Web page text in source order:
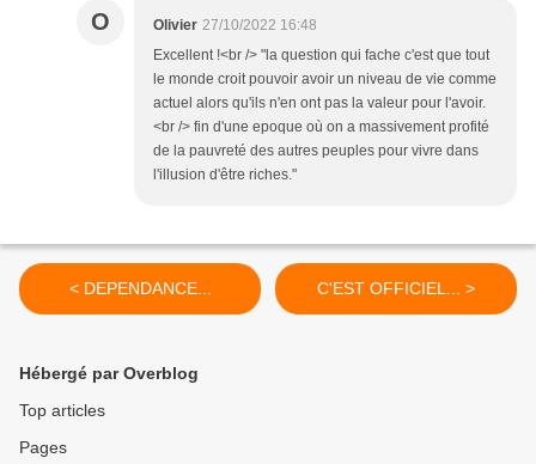
O Olivier 27/10/2022 16:48
Excellent !<br /> "la question qui fache c'est que tout
le monde croit pouvoir avoir un niveau de vie comme
actuel alors qu'ils n'en ont pas la valeur pour l'avoir.
<br /> fin d'une epoque où on a massivement profité
de la pauvreté des autres peuples pour vivre dans
l'illusion d'être riches."
< DEPENDANCE... C'EST OFFICIEL... >
Hébergé par Overblog
Top articles
Pages